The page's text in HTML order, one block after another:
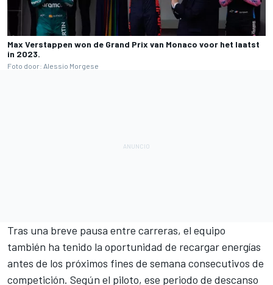
Max Verstappen won de Grand Prix van Monaco voor het laatst
in 2023.
Foto door: Alessio Morgese
Tras una breve pausa entre carreras, el equipo
también ha tenido la oportunidad de recargar energías
antes de los próximos fines de semana consecutivos de
competición. Según el piloto, ese periodo de descanso